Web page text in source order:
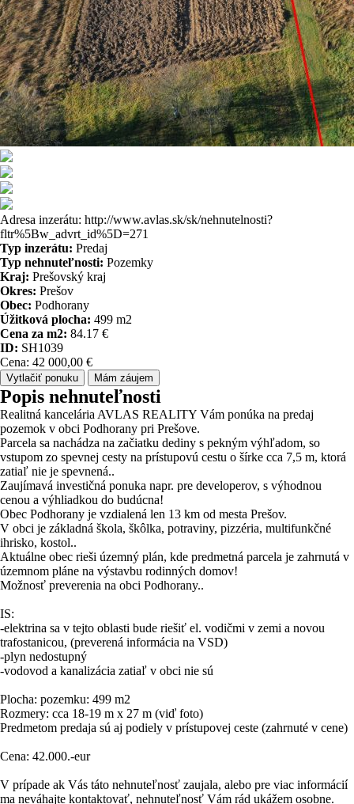
Adresa inzerátu: http://www.avlas.sk/sk/nehnutelnosti?
fltr%5Bw_advrt_id%5D=271
Typ inzerátu: Predaj
Typ nehnuteľnosti: Pozemky
Kraj: Prešovský kraj
Okres: Prešov
Obec: Podhorany
Úžitková plocha: 499 m2
Cena za m2: 84.17 €
ID: SH1039
Cena: 42 000,00 €
Vytlačiť ponuku Mám záujem
Popis nehnuteľnosti
Realitná kancelária AVLAS REALITY Vám ponúka na predaj
pozemok v obci Podhorany pri Prešove.
Parcela sa nachádza na začiatku dediny s pekným výhľadom, so
vstupom zo spevnej cesty na prístupovú cestu o šírke cca 7,5 m, ktorá
zatiaľ nie je spevnená..
Zaujímavá investičná ponuka napr. pre developerov, s výhodnou
cenou a výhliadkou do budúcna!
Obec Podhorany je vzdialená len 13 km od mesta Prešov.
V obci je základná škola, škôlka, potraviny, pizzéria, multifunkčné
ihrisko, kostol..
Aktuálne obec rieši územný plán, kde predmetná parcela je zahrnutá v
územnom pláne na výstavbu rodinných domov!
Možnosť preverenia na obci Podhorany..
IS:
-elektrina sa v tejto oblasti bude riešiť el. vodičmi v zemi a novou
trafostanicou, (preverená informácia na VSD)
-plyn nedostupný
-vodovod a kanalizácia zatiaľ v obci nie sú
Plocha: pozemku: 499 m2
Rozmery: cca 18-19 m x 27 m (viď foto)
Predmetom predaja sú aj podiely v prístupovej ceste (zahrnuté v cene)
Cena: 42.000.-eur
V prípade ak Vás táto nehnuteľnosť zaujala, alebo pre viac informácií
ma neváhajte kontaktovať, nehnuteľnosť Vám rád ukážem osobne.